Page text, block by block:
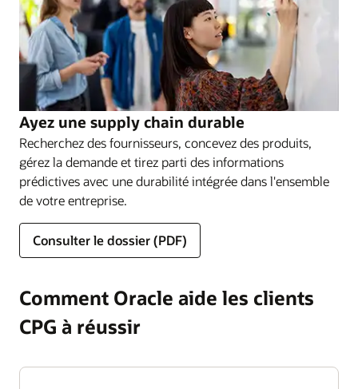
Ayez une supply chain durable
Recherchez des fournisseurs, concevez des produits,
gérez la demande et tirez parti des informations
prédictives avec une durabilité intégrée dans l'ensemble
de votre entreprise.
Consulter le dossier (PDF)
Comment Oracle aide les clients
CPG à réussir